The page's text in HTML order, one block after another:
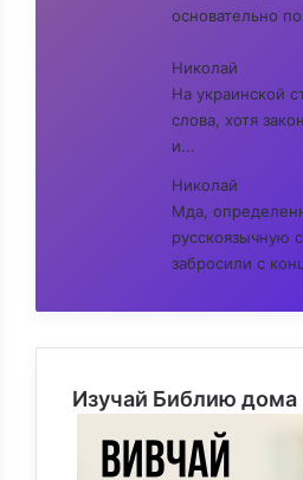
основательно
Николай
На украинской
слова, хотя
и...
Николай
Мда,
русскоязычную
забросили с
Изучай Библию дома